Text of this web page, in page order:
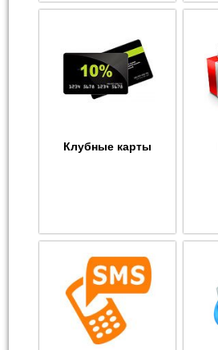
Клубные карты